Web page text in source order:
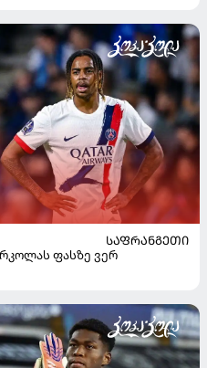
ᲡᲐᲤᲠᲐᲜᲒᲔᲗᲘ
ფასზე ვერ